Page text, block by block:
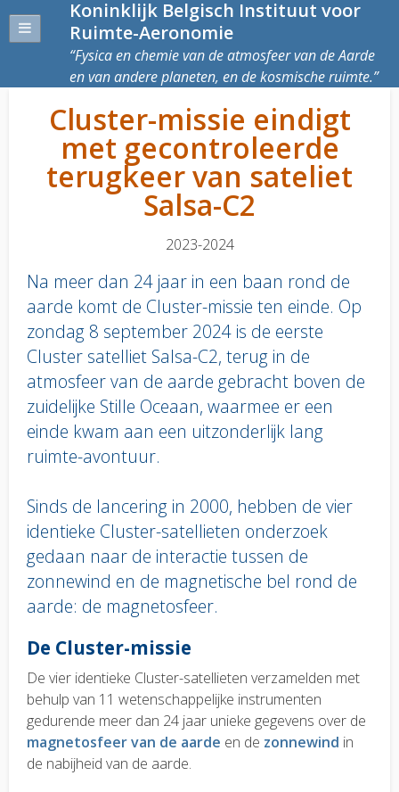
Koninklijk Belgisch Instituut voor
Ruimte-Aeronomie
Fysica en chemie van de atmosfeer van de Aarde
en van andere planeten, en de kosmische ruimte.
Cluster-missie eindigt
met gecontroleerde
terugkeer van sateliet
Salsa-C2
2023-2024
Na meer dan 24 jaar in een baan rond de
aarde komt de Cluster-missie ten einde. Op
zondag 8 september 2024 is de eerste
Cluster satelliet Salsa-C2, terug in de
atmosfeer van de aarde gebracht boven de
zuidelijke Stille Oceaan, waarmee er een
einde kwam aan een uitzonderlijk lang
ruimte-avontuur.
Sinds de lancering in 2000, hebben de vier
identieke Cluster-satellieten onderzoek
gedaan naar de interactie tussen de
zonnewind en de magnetische bel rond de
aarde: de magnetosfeer.
Body
De Cluster-missie
De vier identieke Cluster-satellieten verzamelden met
behulp van 11 wetenschappelijke instrumenten
gedurende meer dan 24 jaar unieke gegevens over de
magnetosfeer van de aarde en de zonnewind in
de nabijheid van de aarde.